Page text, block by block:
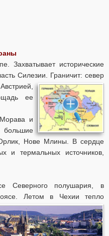
Захватывает исторические
Силезии.
Граничит: север
ее
и
большие
Нове Млины. В сердце
и термальных источников,
Северного полушария, в
Летом в Чехии тепло